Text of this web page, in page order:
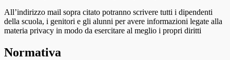
All’indirizzo mail sopra citato potranno scrivere tutti i dipendenti
della scuola, i genitori e gli alunni per avere informazioni legate alla
materia privacy in modo da esercitare al meglio i propri diritti
Normativa